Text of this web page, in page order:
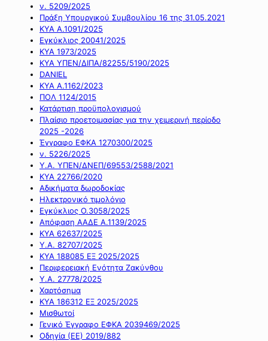
ν. 5209/2025
Πράξη Υπουργικού Συμβουλίου 16 της 31.05.2021
ΚΥΑ Α.1091/2025
Εγκύκλιος 20041/2025
ΚΥΑ 1973/2025
ΚΥΑ ΥΠΕΝ/ΔΙΠΑ/82255/5190/2025
DANIEL
ΚΥΑ Α.1162/2023
ΠΟΛ 1124/2015
Κατάρτιση προϋπολογισμού
Πλαίσιο προετοιμασίας για την χειμερινή περίοδο
2025 -2026
Έγγραφο ΕΦΚΑ 1270300/2025
ν. 5226/2025
Υ.Α. ΥΠΕΝ/ΔΝΕΠ/69553/2588/2021
ΚΥΑ 22766/2020
Αδικήματα δωροδοκίας
Ηλεκτρονικό τιμολόγιο
Εγκύκλιος Ο.3058/2025
Απόφαση ΑΑΔΕ Α.1139/2025
ΚΥΑ 62637/2025
Υ.Α. 82707/2025
ΚΥΑ 188085 ΕΞ 2025/2025
Περιφερειακή Ενότητα Ζακύνθου
Υ.Α. 27778/2025
Χαρτόσημα
ΚΥΑ 186312 ΕΞ 2025/2025
Μισθωτοί
Γενικό Έγγραφο ΕΦΚΑ 2039469/2025
Οδηγία (ΕΕ) 2019/882